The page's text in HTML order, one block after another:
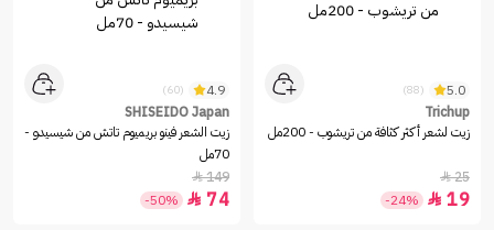
5.0
(88)
Trichup
زيت لشعر أكثر كثافة من تريشوب - 200مل
25

19

-24%
4.9
(60)
SHISEIDO Japan
زيت الشعر فينو بريميوم تاتش من شيسيدو -
70مل
149

74

-50%